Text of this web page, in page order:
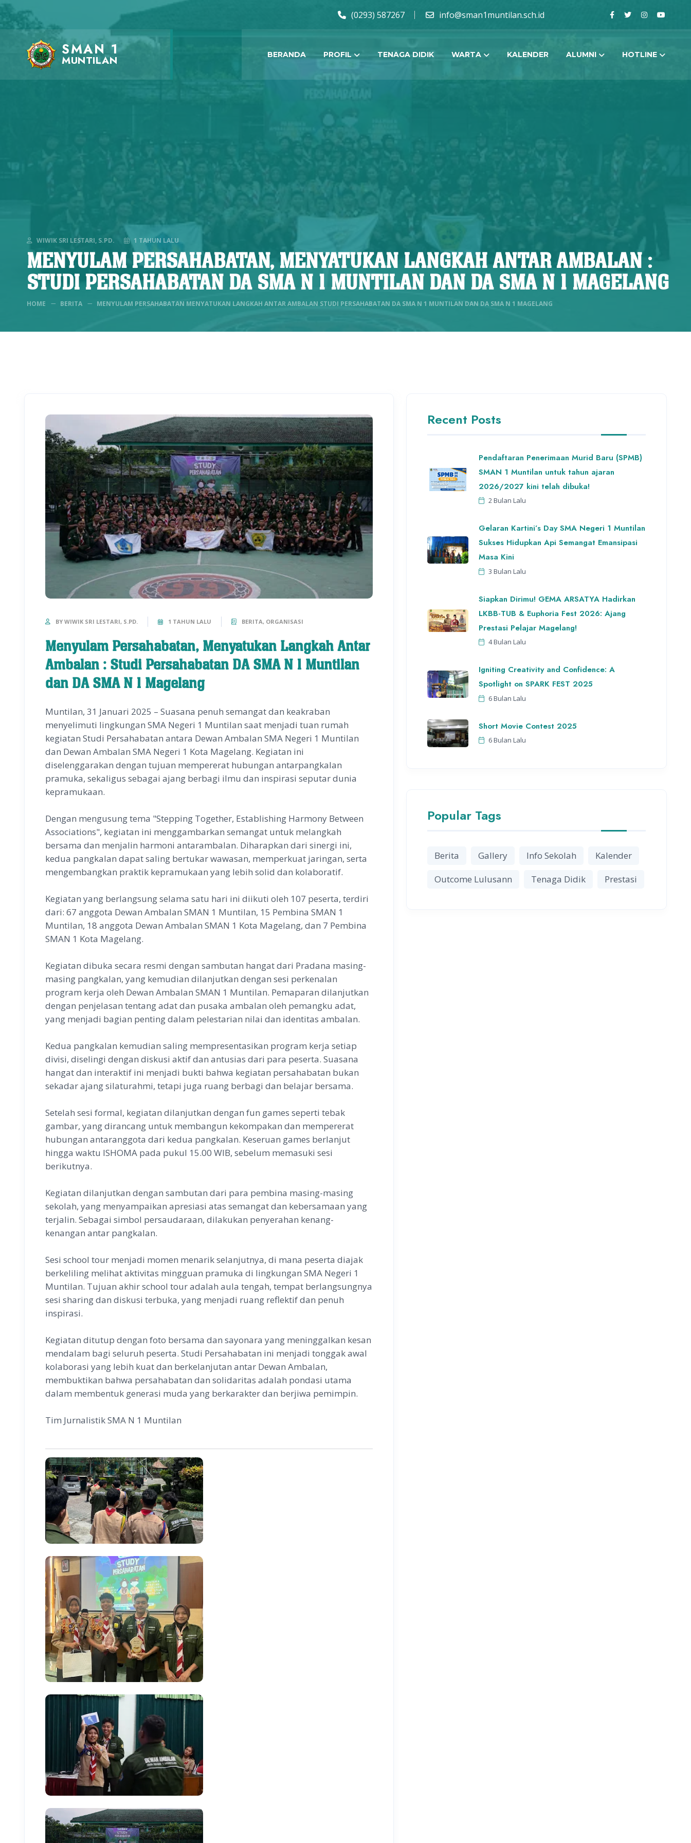
(0293) 587267 info@sman1muntilan.sch.id
SMAN 1
MUNTILAN BERANDA PROFIL TENAGA DIDIK WARTA KALENDER ALUMNI HOTLINE
WIWIK SRI LESTARI, S.PD. 1 TAHUN LALU
MENYULAM PERSAHABATAN, MENYATUKAN LANGKAH ANTAR AMBALAN :
STUDI PERSAHABATAN DA SMA N 1 MUNTILAN DAN DA SMA N 1 MAGELANG
HOME BERITA MENYULAM PERSAHABATAN MENYATUKAN LANGKAH ANTAR AMBALAN STUDI PERSAHABATAN DA SMA N 1 MUNTILAN DAN DA SMA N 1 MAGELANG
BY WIWIK SRI LESTARI, S.PD. 1 TAHUN LALU BERITA, ORGANISASI
Menyulam Persahabatan, Menyatukan Langkah Antar
Ambalan : Studi Persahabatan DA SMA N 1 Muntilan
dan DA SMA N 1 Magelang
Muntilan, 31 Januari 2025 – Suasana penuh semangat dan keakraban
menyelimuti lingkungan SMA Negeri 1 Muntilan saat menjadi tuan rumah
kegiatan Studi Persahabatan antara Dewan Ambalan SMA Negeri 1 Muntilan
dan Dewan Ambalan SMA Negeri 1 Kota Magelang. Kegiatan ini
diselenggarakan dengan tujuan mempererat hubungan antarpangkalan
pramuka, sekaligus sebagai ajang berbagi ilmu dan inspirasi seputar dunia
kepramukaan.
Dengan mengusung tema "Stepping Together, Establishing Harmony Between
Associations", kegiatan ini menggambarkan semangat untuk melangkah
bersama dan menjalin harmoni antarambalan. Diharapkan dari sinergi ini,
kedua pangkalan dapat saling bertukar wawasan, memperkuat jaringan, serta
mengembangkan praktik kepramukaan yang lebih solid dan kolaboratif.
Kegiatan yang berlangsung selama satu hari ini diikuti oleh 107 peserta, terdiri
dari: 67 anggota Dewan Ambalan SMAN 1 Muntilan, 15 Pembina SMAN 1
Muntilan, 18 anggota Dewan Ambalan SMAN 1 Kota Magelang, dan 7 Pembina
SMAN 1 Kota Magelang.
Kegiatan dibuka secara resmi dengan sambutan hangat dari Pradana masing-
masing pangkalan, yang kemudian dilanjutkan dengan sesi perkenalan
program kerja oleh Dewan Ambalan SMAN 1 Muntilan. Pemaparan dilanjutkan
dengan penjelasan tentang adat dan pusaka ambalan oleh pemangku adat,
yang menjadi bagian penting dalam pelestarian nilai dan identitas ambalan.
Kedua pangkalan kemudian saling mempresentasikan program kerja setiap
divisi, diselingi dengan diskusi aktif dan antusias dari para peserta. Suasana
hangat dan interaktif ini menjadi bukti bahwa kegiatan persahabatan bukan
sekadar ajang silaturahmi, tetapi juga ruang berbagi dan belajar bersama.
Setelah sesi formal, kegiatan dilanjutkan dengan fun games seperti tebak
gambar, yang dirancang untuk membangun kekompakan dan mempererat
hubungan antaranggota dari kedua pangkalan. Keseruan games berlanjut
hingga waktu ISHOMA pada pukul 15.00 WIB, sebelum memasuki sesi
berikutnya.
Kegiatan dilanjutkan dengan sambutan dari para pembina masing-masing
sekolah, yang menyampaikan apresiasi atas semangat dan kebersamaan yang
terjalin. Sebagai simbol persaudaraan, dilakukan penyerahan kenang-
kenangan antar pangkalan.
Sesi school tour menjadi momen menarik selanjutnya, di mana peserta diajak
berkeliling melihat aktivitas mingguan pramuka di lingkungan SMA Negeri 1
Muntilan. Tujuan akhir school tour adalah aula tengah, tempat berlangsungnya
sesi sharing dan diskusi terbuka, yang menjadi ruang reflektif dan penuh
inspirasi.
Kegiatan ditutup dengan foto bersama dan sayonara yang meninggalkan kesan
mendalam bagi seluruh peserta. Studi Persahabatan ini menjadi tonggak awal
kolaborasi yang lebih kuat dan berkelanjutan antar Dewan Ambalan,
membuktikan bahwa persahabatan dan solidaritas adalah pondasi utama
dalam membentuk generasi muda yang berkarakter dan berjiwa pemimpin.
Tim Jurnalistik SMA N 1 Muntilan
Recent Posts
Pendaftaran Penerimaan Murid Baru (SPMB)
SMAN 1 Muntilan untuk tahun ajaran
2026/2027 kini telah dibuka!
2 Bulan Lalu
Gelaran Kartini’s Day SMA Negeri 1 Muntilan
Sukses Hidupkan Api Semangat Emansipasi
Masa Kini
3 Bulan Lalu
Siapkan Dirimu! GEMA ARSATYA Hadirkan
LKBB-TUB & Euphoria Fest 2026: Ajang
Prestasi Pelajar Magelang!
4 Bulan Lalu
Igniting Creativity and Confidence: A
Spotlight on SPARK FEST 2025
6 Bulan Lalu
Short Movie Contest 2025
6 Bulan Lalu
Popular Tags
Berita Gallery Info Sekolah
Kalender
Outcome Lulusann
Tenaga Didik Prestasi